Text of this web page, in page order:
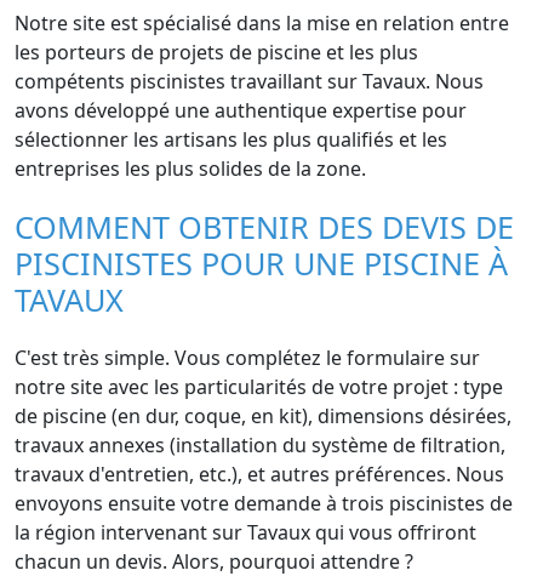
Notre site est spécialisé dans la mise en relation entre
les porteurs de projets de piscine et les plus
compétents piscinistes travaillant sur Tavaux. Nous
avons développé une authentique expertise pour
sélectionner les artisans les plus qualifiés et les
entreprises les plus solides de la zone.
COMMENT OBTENIR DES DEVIS DE
PISCINISTES POUR UNE PISCINE À
TAVAUX
C'est très simple. Vous complétez le formulaire sur
notre site avec les particularités de votre projet : type
de piscine (en dur, coque, en kit), dimensions désirées,
travaux annexes (installation du système de filtration,
travaux d'entretien, etc.), et autres préférences. Nous
envoyons ensuite votre demande à trois piscinistes de
la région intervenant sur Tavaux qui vous offriront
chacun un devis. Alors, pourquoi attendre ?